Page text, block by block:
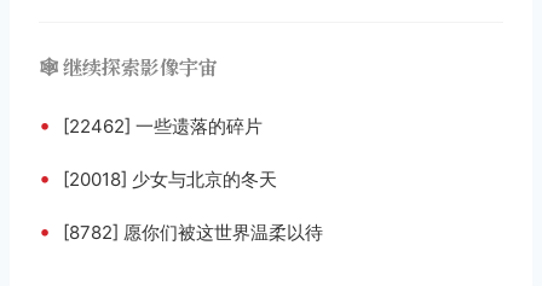
🕸️ 继续探索影像宇宙
• [22462] 一些遗落的碎片
• [20018] 少女与北京的冬天
• [8782] 愿你们被这世界温柔以待